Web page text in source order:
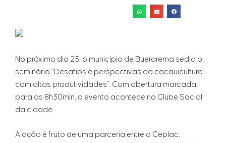
No próximo dia 25, o município de Buerarema sedia o
seminário “Desafios e perspectivas da cacauicultura
com altas produtividades”. Com abertura marcada
para as 8h30min, o evento acontece no Clube Social
da cidade.
A ação é fruto de uma parceria entre a Ceplac,